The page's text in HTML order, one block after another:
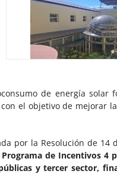
de energía solar
con el objetivo de
por la Resolución de 14
de Incentivos
y tercer sector,